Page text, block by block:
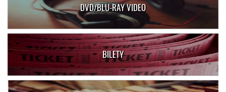
DVD/BLU-RAY VIDEO
BILETY